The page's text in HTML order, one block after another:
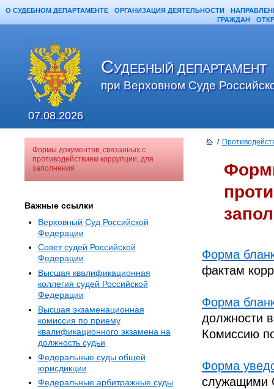
О СУДЕБНОМ ДЕПАРТАМЕНТЕ ОРГАНИЗАЦИЯ ДЕЯТЕЛЬНОСТИ
ГРАЖДАН
/
Форма
фактам
Форма
должности
Комиссию
Форма
служащими
Формы документов, связанных с
противодействием коррупции, для
заполнения
Важные ссылки
Верховный Суд Российской
Федерации
Совет судей Российской
Федерации
Высшая квалификационная
коллегия судей Российской
Федерации
Высшая экзаменационная
комиссия по приему
квалификационного экзамена на
должность судьи
Федеральные суды общей
юрисдикции
Федеральные арбитражные суды
СУДЕБНЫЙ ДЕПАРТАМЕНТ
при Верховном Суде
07.08.2026